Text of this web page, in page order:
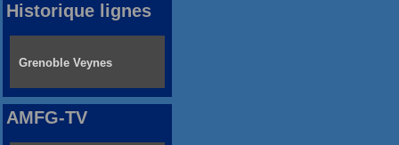
Historique lignes
Grenoble Veynes
AMFG-TV